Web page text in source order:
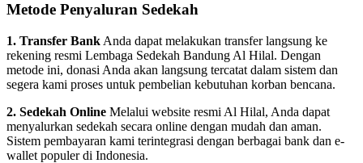
Metode Penyaluran Sedekah
1. Transfer Bank Anda dapat melakukan transfer langsung ke
rekening resmi Lembaga Sedekah Bandung Al Hilal. Dengan
metode ini, donasi Anda akan langsung tercatat dalam sistem dan
segera kami proses untuk pembelian kebutuhan korban bencana.
2. Sedekah Online Melalui website resmi Al Hilal, Anda dapat
menyalurkan sedekah secara online dengan mudah dan aman.
Sistem pembayaran kami terintegrasi dengan berbagai bank dan e-
wallet populer di Indonesia.